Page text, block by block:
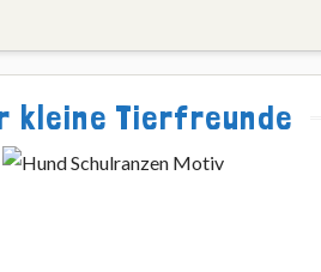
kleine Tierfreunde